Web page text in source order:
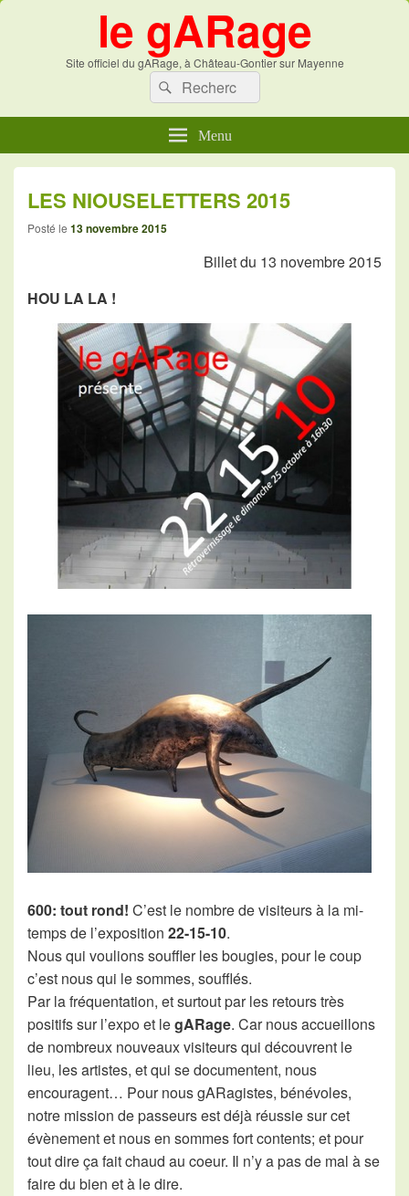
le gARage
Site officiel du gARage, à Château-Gontier sur Mayenne
Recherche :
Recherche
Menu
LES NIOUSELETTERS 2015
Posté le 13 novembre 2015
Billet du 13 novembre 2015
HOU LA LA !
600: tout rond! C’est le nombre de visiteurs à la mi-
temps de l’exposition 22-15-10.
Nous qui voulions souffler les bougies, pour le coup
c’est nous qui le sommes, soufflés.
Par la fréquentation, et surtout par les retours très
positifs sur l’expo et legARage. Car nous accueillons
de nombreux nouveaux visiteurs qui découvrent le
lieu, les artistes, et qui se documentent, nous
encouragent… Pour nous gARagistes, bénévoles,
notre mission de passeurs est déjà réussie sur cet
évènement et nous en sommes fort contents; et pour
tout dire ça fait chaud au coeur. Il n’y a pas de mal à se
faire du bien et à le dire.